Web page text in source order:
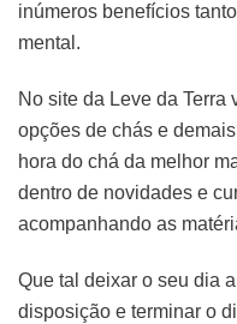
inúmeros benefícios
mental.
No site da Leve da Terra
opções de chás e
hora do chá da melhor
dentro de novidades e
acompanhando as
Que tal deixar o seu dia
disposição e terminar o